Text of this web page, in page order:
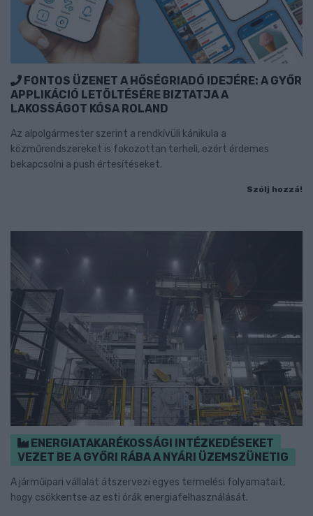
FONTOS ÜZENET A HŐSÉGRIADÓ IDEJÉRE: A GYŐR
APPLIKÁCIÓ LETÖLTÉSÉRE BIZTATJA A
LAKOSSÁGOT KÓSA ROLAND
Az alpolgármester szerint a rendkívüli kánikula a
közműrendszereket is fokozottan terheli, ezért érdemes
bekapcsolni a push értesítéseket.
Szólj hozzá!
ENERGIATAKARÉKOSSÁGI INTÉZKEDÉSEKET
VEZET BE A GYŐRI RÁBA A NYÁRI ÜZEMSZÜNETIG
A járműipari vállalat átszervezi egyes termelési folyamatait,
hogy csökkentse az esti órák energiafelhasználását.